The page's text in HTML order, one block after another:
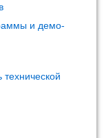
и демо-